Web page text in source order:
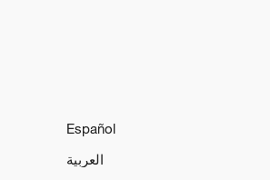
Español
العربية